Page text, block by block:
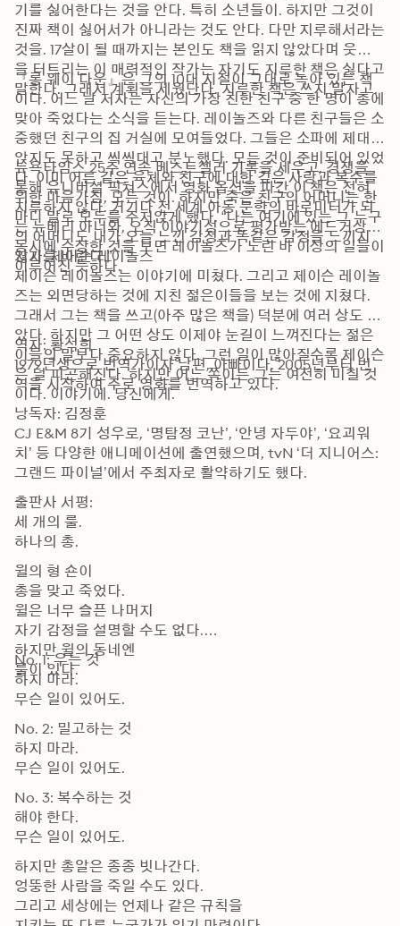
기를 싫어한다는 것을 안다. 특히 소년들이. 하지만 그것이
진짜 책이 싫어서가 아니라는 것도 안다. 다만 지루해서라는
것을. 17살이 될 때까지는 본인도 책을 읽지 않았다며 웃음
을 터트리는 이 매력적인 작가는 자기도 지루한 책은 싫다고
말한다. 그래서 계획을 세웠단다. 지루한 책은 쓰지 말자고.
『롱 웨이 다운』은 그의 10대 시절이 그대로 녹아 있는 책
이다. 어느 날 저자는 자신의 가장 친한 친구 중 한 명이 총에
맞아 죽었다는 소식을 듣는다. 레이놀즈와 다른 친구들은 소
중했던 친구의 집 거실에 모여들었다. 그들은 소파에 제대로
앉지도 못하고 씩씩대고 분노했다. 모든 것이 준비되어 있었
다. 이미 어른 같은 육체와 친구에 대한 깊은 사랑과 복수를
위한 마음가짐, 모든 것이. 하지만 죽은 친구의 어머니는 한
마디 말로 모두를 주저앉게 했다. “나는 여기에 있는 그 누구
의 어머니도 내가 오늘 느낀 감정과 똑같은 감정을 느끼지
않기를 바란다.”
뉴욕타임스 25주 연속 베스트셀러 기록을 세우고, 경쟁을
통해 유니버셜 픽쳐스에서 영화 옵션을 따간 이 책은 전혀
지루하지 않다. 거기다 전 세계 아동 문학의 바로미터가 되
는 뉴베리 아너와, 오직 이야기성으로 평가받는 에드거상을
동시에 수상한 것을 보면 레이놀즈가 노린 바 이상의 일들이
이루어진 듯하다.
저자: 제이슨 레이놀즈
제이슨 레이놀즈는 이야기에 미쳤다. 그리고 제이슨 레이놀
즈는 외면당하는 것에 지친 젊은이들을 보는 것에 지쳤다.
그래서 그는 책을 쓰고(아주 많은 책을) 덕분에 여러 상도 받
았다. 하지만 그 어떤 상도 이제야 눈길이 느껴진다는 젊은
이들의 말보다 중요하지 않다. 그런 일이 많아질수록 제이슨
은 덜 피곤해진다. 하지만 어느 쪽이든 그는 여전히 미칠 것
이다. 이야기에. 당신에게.
역자: 황석희
1979년생으로 번역가이자 남편, 아빠이다. 2005년부터 번
역을 시작하여 주로 영화를 번역하고 있다.
낭독자: 김정훈
CJ E&M 8기 성우로, ‘명탐정 코난’, ‘안녕 자두야’, ‘요괴워
치’ 등 다양한 애니메이션에 출연했으며, tvN ‘더 지니어스:
출판사 서평:
세 개의 룰.
하나의 총.
윌의 형 숀이
총을 맞고 죽었다.
윌은 너무 슬픈 나머지
자기 감정을 설명할 수도 없다.
하지만 윌의 동네엔
룰이 있다.
No. 1: 우는 것
하지 마라.
무슨 일이 있어도.
No. 2: 밀고하는 것
하지 마라.
무슨 일이 있어도.
No. 3: 복수하는 것
해야 한다.
무슨 일이 있어도.
하지만 총알은 종종 빗나간다.
엉뚱한 사람을 죽일 수도 있다.
그리고 세상에는 언제나 같은 규칙을